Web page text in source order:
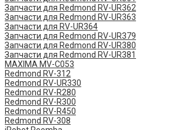
Запчасти для Redmond RV-UR362
Запчасти для Redmond RV-UR363
Запчасти для RV-UR364
Запчасти для Redmond RV-UR379
Запчасти для Redmond RV-UR380
Запчасти для Redmond RV-UR381
MAXIMA MV-C053
Redmond RV-312
Redmond RV-UR330
Redmond RV-R280
Redmond RV-R300
Redmond RV-R450
Redmond RV-308